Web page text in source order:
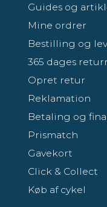
Guides og
Mine ordrer
Bestilling og
365 dages
Opret retur
Reklamation
Betaling og
Prismatch
Gavekort
Click & Collect
Køb af cykel